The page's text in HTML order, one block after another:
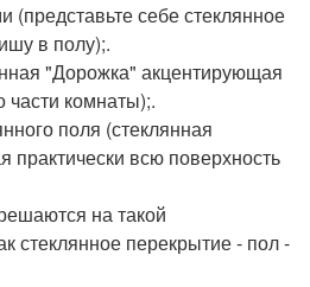
себе стеклянное
в полу);.
"Дорожка" акцентирующая
части комнаты);.
поля (стеклянная
всю поверхность
на такой
стеклянное перекрытие - пол -